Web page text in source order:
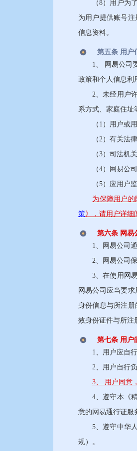
（8）用户为了
为用户提供账号
信息资料。
第五条 用户
1、 网易公司要
政策和个人信息利
2、未经用户许
系方式、家庭住址
（1）用户或用
（2）有关法律
（3）司法机关
（4）网易公司
（5）应用户监
为保障用户
策》，请用户详细
第六条 网易
1、网易公司通
2、网易公司保
3、在使用网易
网易公司应当要
身份信息与所注
效身份证件与所注
第七条 用户
1、用户应自行
2、用户自行负
3、 用户同意
4、遵守本《精
意的网易通行证服
5、遵守中华人
规）。